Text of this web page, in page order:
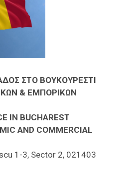
ΣΤΟ ΒΟΥΚΟΥΡΕΣΤΙ
& ΕΜΠΟΡΙΚΩΝ
IN BUCHAREST
AND COMMERCIAL
1-3, Sector 2, 021403